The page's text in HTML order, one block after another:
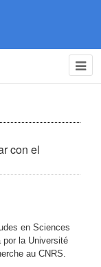
con el
en Sciences
la Université
au CNRS.